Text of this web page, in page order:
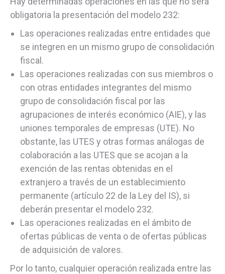
obligatoria la presentación del modelo 232:
Las operaciones realizadas entre entidades que
se integren en un mismo grupo de consolidación
fiscal.
Las operaciones realizadas con sus miembros o
con otras entidades integrantes del mismo
grupo de consolidación fiscal por las
agrupaciones de interés económico (AIE), y las
uniones temporales de empresas (UTE). No
obstante, las UTES y otras formas análogas de
colaboración a las UTES que se acojan a la
exención de las rentas obtenidas en el
extranjero a través de un establecimiento
permanente (artículo 22 de la Ley del IS), si
deberán presentar el modelo 232.
Las operaciones realizadas en el ámbito de
ofertas públicas de venta o de ofertas públicas
de adquisición de valores.
Por lo tanto, cualquier operación realizada entre las